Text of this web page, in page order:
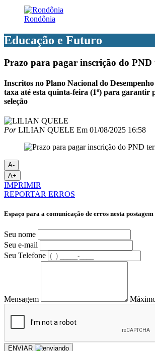
Rondônia
Educação e Futuro
Prazo para pagar inscrição do
Inscritos no Plano Nacional do
taxa até esta quinta-feira (1º) para garantir
seleção
PorLILIAN QUELE Em 01/08/2025 16:58
A-
A+
IMPRIMIR
REPORTAR ERROS
Espaço para a comunicação de erros nesta postagem
Seu nome
Seu e-mail
Seu Telefone
Mensagem
ENVIAR